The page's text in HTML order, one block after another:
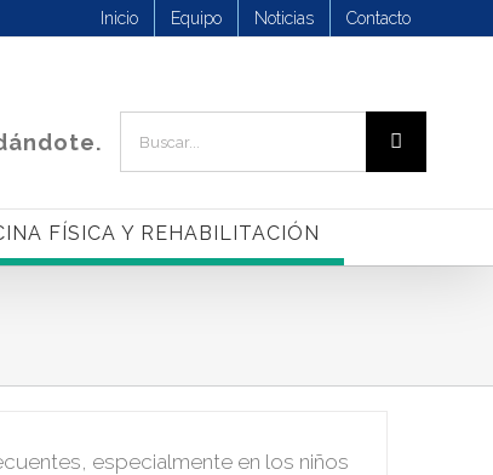
Inicio Equipo Noticias Contacto
FÍSICA Y REHABILITACIÓN
especialmente en los niños